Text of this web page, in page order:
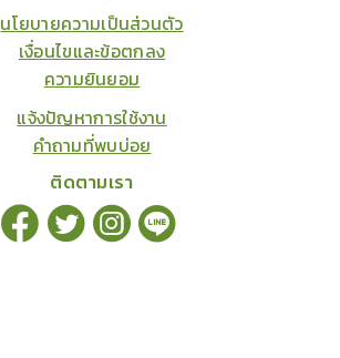
นโยบายความเป็นส่วนตัว
เงื่อนไขและข้อตกลง
ความยินยอม
แจ้งปัญหาการใช้งาน
คำถามที่พบบ่อย
ติดตามเรา